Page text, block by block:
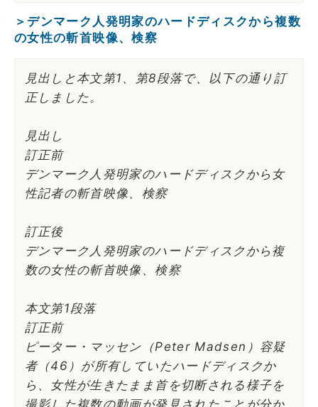
＞デンマーク人発明家のハードディスクから複数
の女性の斬首映像、検察
見出しと本文第1、第8段落で、以下の通り訂
正しました。
見出し
訂正前
デンマーク人発明家のハードディスクから女
性記者の斬首映像、検察
訂正後
デンマーク人発明家のハードディスクから複
数の女性の斬首映像、検察
本文第1段落
訂正前
ピーター・マッセン（Peter Madsen）容疑
者（46）が所有していたハードディスクか
ら、女性が生きたまま首を切断される様子を
撮影した複数の動画が発見されたことが分か